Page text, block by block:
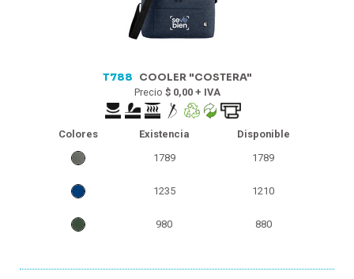
T788 COOLER "COSTERA"
Precio $ 0,00 + IVA
Colores Existencia
Disponible
1789
1789
1235 1210
980 880